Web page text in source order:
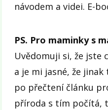
návodem a videi. E-
PS. Pro maminky s
Uvědomuji si, že jste
a je mi jasné, že jinak
po přečtení článku
příroda s tím počítá,